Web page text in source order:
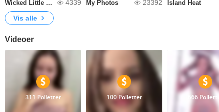
Wicked Little Treat🎃👻 4339 My Photos 23392 Island Heat
Vis alle
Videoer
311 Polletter 100 Polletter 666